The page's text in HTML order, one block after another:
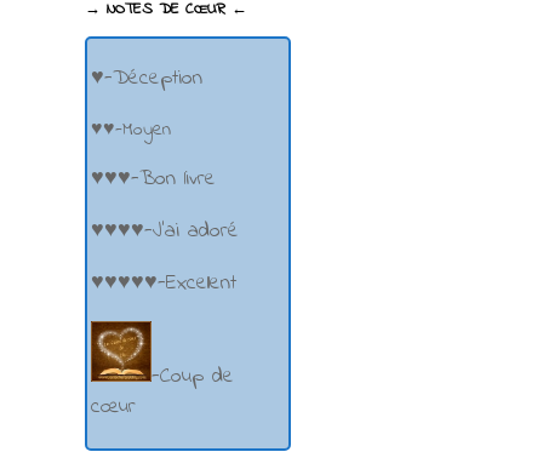
→ NOTES DE CŒUR ←
♥-Déception
♥♥-Moyen
♥♥♥-Bon livre
♥♥♥♥-J'ai adoré
♥♥♥♥♥-Excellent
-Coup de
cœur